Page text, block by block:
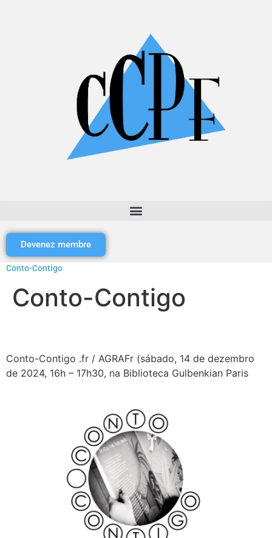
Devenez membre
Conto-Contigo
Conto-Contigo
Conto-Contigo .fr / AGRAFr (sábado, 14 de dezembro
de 2024, 16h – 17h30, na Biblioteca Gulbenkian Paris